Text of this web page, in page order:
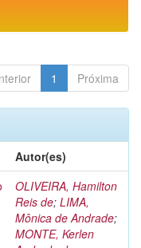
1 Próxima
Autor(es)
OLIVEIRA, Hamilton
Reis de; LIMA,
Mônica de Andrade;
MONTE, Kerlen